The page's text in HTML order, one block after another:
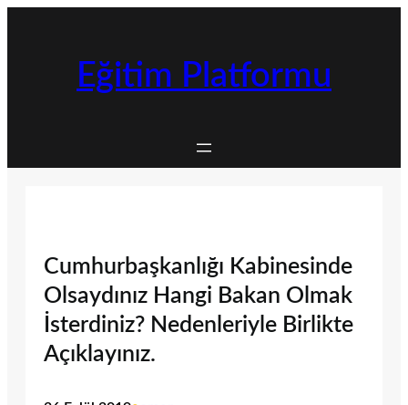
Eğitim Platformu
Cumhurbaşkanlığı Kabinesinde
Olsaydınız Hangi Bakan Olmak
İsterdiniz? Nedenleriyle Birlikte
Açıklayınız.